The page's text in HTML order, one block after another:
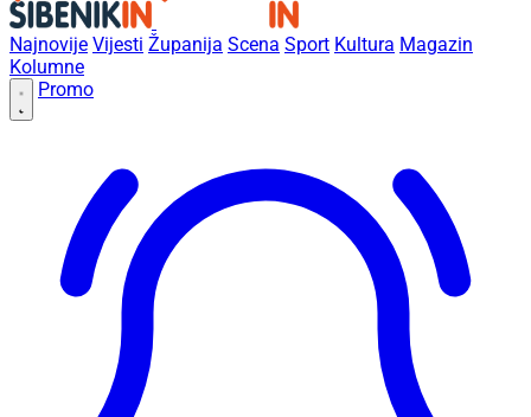
Najnovije Vijesti Županija Scena Sport Kultura Magazin
Kolumne
Promo